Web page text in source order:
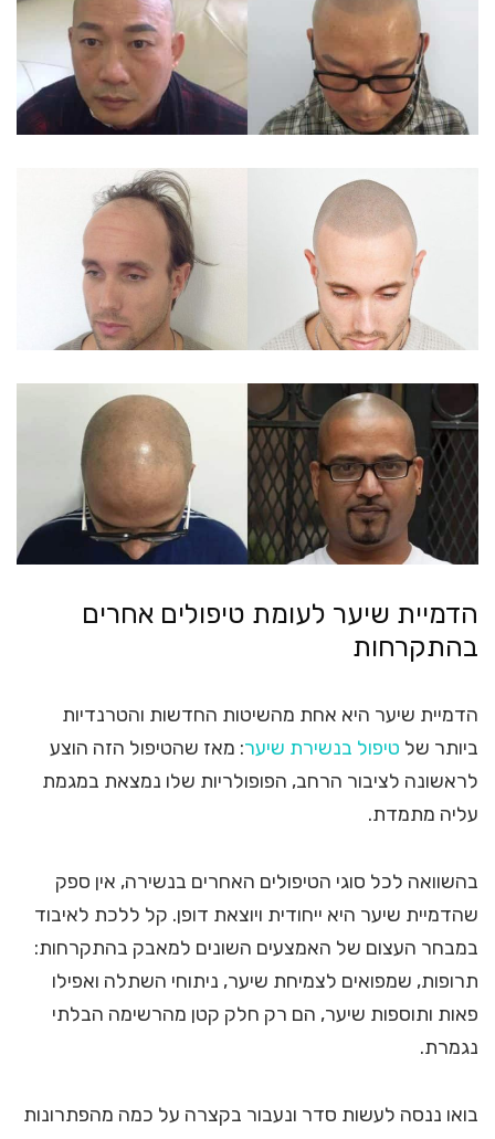
הדמיית שיער לעומת טיפולים אחרים
בהתקרחות
הדמיית שיער היא אחת מהשיטות החדשות והטרנדיות
ביותר של טיפול בנשירת שיער: מאז שהטיפול הזה הוצע
לראשונה לציבור הרחב, הפופולריות שלו נמצאת במגמת
עליה מתמדת.
בהשוואה לכל סוגי הטיפולים האחרים בנשירה, אין ספק
שהדמיית שיער היא ייחודית ויוצאת דופן. קל ללכת לאיבוד
במבחר העצום של האמצעים השונים למאבק בהתקרחות:
תרופות, שמפואים לצמיחת שיער, ניתוחי השתלה ואפילו
פאות ותוספות שיער, הם רק חלק קטן מהרשימה הבלתי
נגמרת.
בואו ננסה לעשות סדר ונעבור בקצרה על כמה מהפתרונות